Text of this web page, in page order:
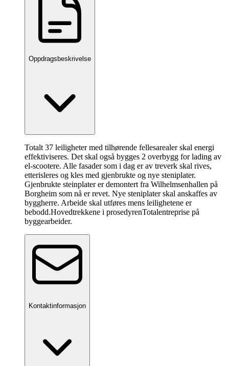
Oppdragsbeskrivelse
Totalt 37 leiligheter med tilhørende fellesarealer skal energi
effektiviseres. Det skal også bygges 2 overbygg for lading av
el-scootere. Alle fasader som i dag er av treverk skal rives,
etterisleres og kles med gjenbrukte og nye steniplater.
Gjenbrukte steinplater er demontert fra Wilhelmsenhallen på
Borgheim som nå er revet. Nye steniplater skal anskaffes av
byggherre. Arbeide skal utføres mens leilighetene er
bebodd.Hovedtrekkene i prosedyrenTotalentreprise på
byggearbeider.
Kontaktinformasjon